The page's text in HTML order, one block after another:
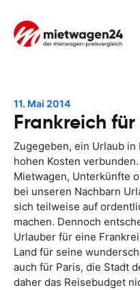
11. Mai 2014
Frankreich
Zugegeben, ein Urlaub
hohen Kosten
Mietwagen, Unterkünfte
bei unseren Nachbarn
sich teilweise auf
machen. Dennoch
Urlauber für eine
Land für seine
auch für Paris, die Stadt
daher das Reisebudget